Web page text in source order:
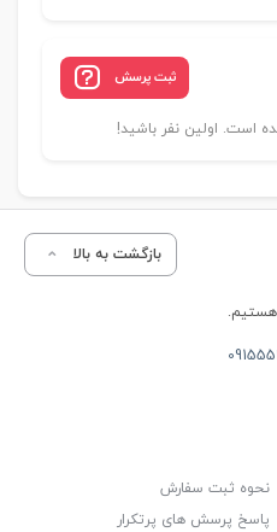
ثبت پرسش
است. اولین نفر باشید!
بازگشت به بالا
نحوه ثبت سفارش
پاسخ پرسش های پرتکرار